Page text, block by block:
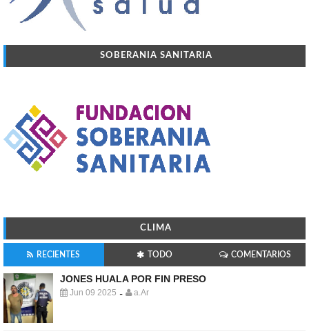
SOBERANIA SANITARIA
CLIMA
RECIENTES TODO COMENTARIOS
JONES HUALA POR FIN PRESO
Jun 09 2025 - a.Ar